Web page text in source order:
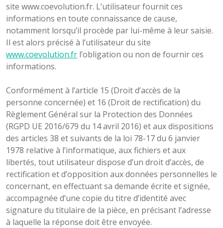
site www.coevolution.fr. L’utilisateur fournit ces
informations en toute connaissance de cause,
notamment lorsqu’il procède par lui-même à leur saisie.
Il est alors précisé à l’utilisateur du site
www.coevolution.fr l’obligation ou non de fournir ces
informations.
Conformément à l’article 15 (Droit d’accès de la
personne concernée) et 16 (Droit de rectification) du
Règlement Général sur la Protection des Données
(RGPD UE 2016/679 du 14 avril 2016) et aux dispositions
des articles 38 et suivants de la loi 78-17 du 6 janvier
1978 relative à l’informatique, aux fichiers et aux
libertés, tout utilisateur dispose d’un droit d’accès, de
rectification et d’opposition aux données personnelles le
concernant, en effectuant sa demande écrite et signée,
accompagnée d’une copie du titre d’identité avec
signature du titulaire de la pièce, en précisant l’adresse
à laquelle la réponse doit être envoyée.